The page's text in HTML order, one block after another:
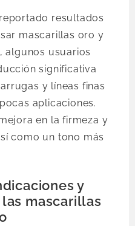
resultados
mascarillas oro y
algunos usuarios
significativa
y líneas finas
aplicaciones.
en la firmeza y
como un tono más
y
mascarillas